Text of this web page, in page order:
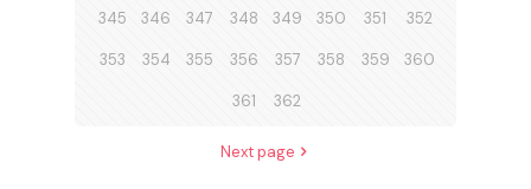
345 346 347 348 349 350 351 352
353 354 355 356 357 358 359 360
361 362
Next page